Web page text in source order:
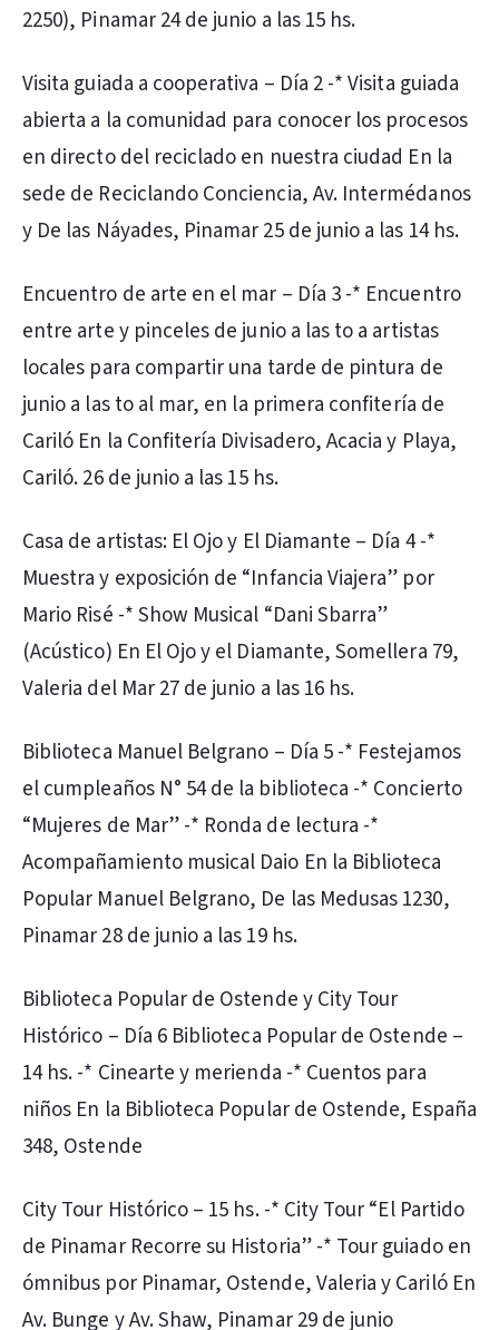
2250), Pinamar 24 de junio a las 15 hs.
Visita guiada a cooperativa – Día 2 -* Visita guiada
abierta a la comunidad para conocer los procesos
en directo del reciclado en nuestra ciudad En la
sede de Reciclando Conciencia, Av. Intermédanos
y De las Náyades, Pinamar 25 de junio a las 14 hs.
Encuentro de arte en el mar – Día 3 -* Encuentro
entre arte y pinceles de junio a las to a artistas
locales para compartir una tarde de pintura de
junio a las to al mar, en la primera confitería de
Cariló En la Confitería Divisadero, Acacia y Playa,
Cariló. 26 de junio a las 15 hs.
Casa de artistas: El Ojo y El Diamante – Día 4 -*
Muestra y exposición de “Infancia Viajera” por
Mario Risé -* Show Musical “Dani Sbarra”
(Acústico) En El Ojo y el Diamante, Somellera 79,
Valeria del Mar 27 de junio a las 16 hs.
Biblioteca Manuel Belgrano – Día 5 -* Festejamos
el cumpleaños N° 54 de la biblioteca -* Concierto
“Mujeres de Mar” -* Ronda de lectura -*
Acompañamiento musical Daio En la Biblioteca
Popular Manuel Belgrano, De las Medusas 1230,
Pinamar 28 de junio a las 19 hs.
Biblioteca Popular de Ostende y City Tour
Histórico – Día 6 Biblioteca Popular de Ostende –
14 hs. -* Cinearte y merienda -* Cuentos para
niños En la Biblioteca Popular de Ostende, España
348, Ostende
City Tour Histórico – 15 hs. -* City Tour “El Partido
de Pinamar Recorre su Historia” -* Tour guiado en
ómnibus por Pinamar, Ostende, Valeria y Cariló En
Av. Bunge y Av. Shaw, Pinamar 29 de junio